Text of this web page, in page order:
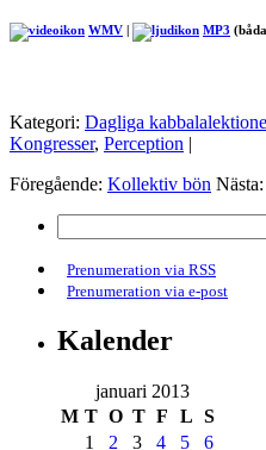
WMV | MP3
Kategori: Dagliga
Kongresser, Perception |
Föregående: Kollektiv bön Nästa:
Prenumeration via RSS
Prenumeration via e-post
Kalender
januari 2013
M T O T F L S
1
2 3 4 5 6